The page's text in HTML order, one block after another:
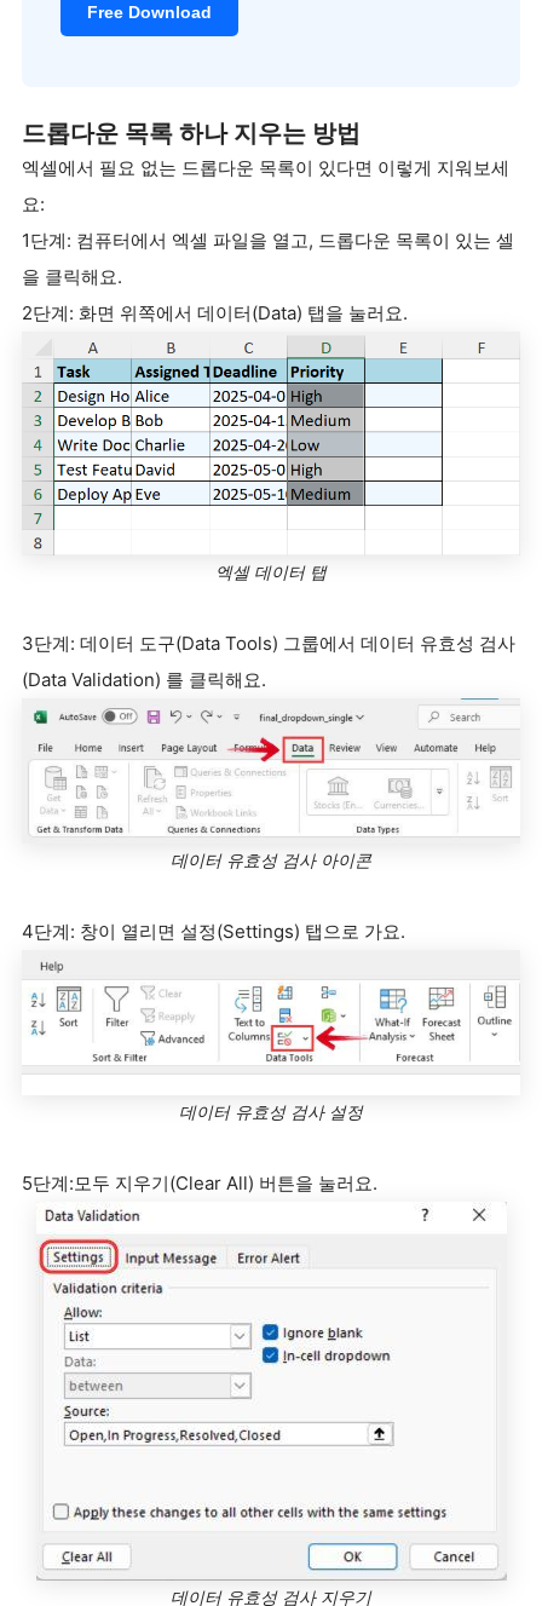
Free Download
드롭다운 목록 하나 지우는 방법
엑셀에서 필요 없는 드롭다운 목록이 있다면 이렇게 지워보세
요:
1단계: 컴퓨터에서 엑셀 파일을 열고, 드롭다운 목록이 있는 셀
을 클릭해요.
2단계: 화면 위쪽에서 데이터(Data) 탭을 눌러요.
엑셀 데이터 탭
3단계: 데이터 도구(Data Tools) 그룹에서 데이터 유효성 검사
(Data Validation) 를 클릭해요.
데이터 유효성 검사 아이콘
4단계: 창이 열리면 설정(Settings) 탭으로 가요.
데이터 유효성 검사 설정
5단계:모두 지우기(Clear All) 버튼을 눌러요.
데이터 유효성 검사 지우기